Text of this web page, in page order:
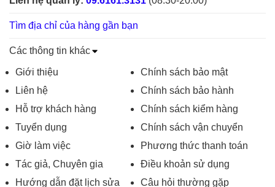
Tìm địa chỉ của hàng gần bạn
Các thông tin khác
Giới thiệu
Liên hệ
Hỗ trợ khách hàng
Tuyển dụng
Giờ làm việc
Tác giả, Chuyên gia
Hướng dẫn đặt lịch sửa
Chính sách bảo mật
Chính sách bảo hành
Chính sách kiểm hàng
Chính sách vận chuyển
Phương thức thanh toán
Điều khoản sử dụng
Câu hỏi thường gặp